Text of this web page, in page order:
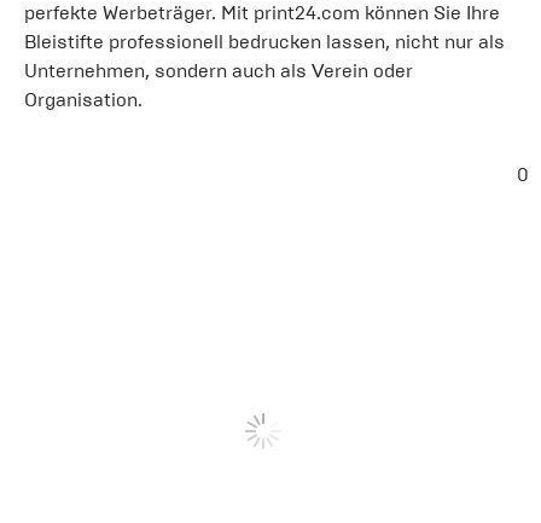
perfekte Werbeträger. Mit print24.com können Sie Ihre
Bleistifte professionell bedrucken lassen, nicht nur als
Unternehmen, sondern auch als Verein oder
Organisation.
0